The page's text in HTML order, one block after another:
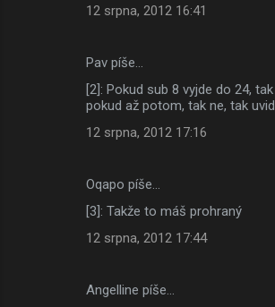
12 srpna, 2012 16:41
Pav píše…
[2]: Pokud sub 8 vyjde do 24,
pokud až potom, tak ne, tak
12 srpna, 2012 17:16
Oqapo píše…
[3]: Takže to máš prohraný
12 srpna, 2012 17:44
Angelline píše…